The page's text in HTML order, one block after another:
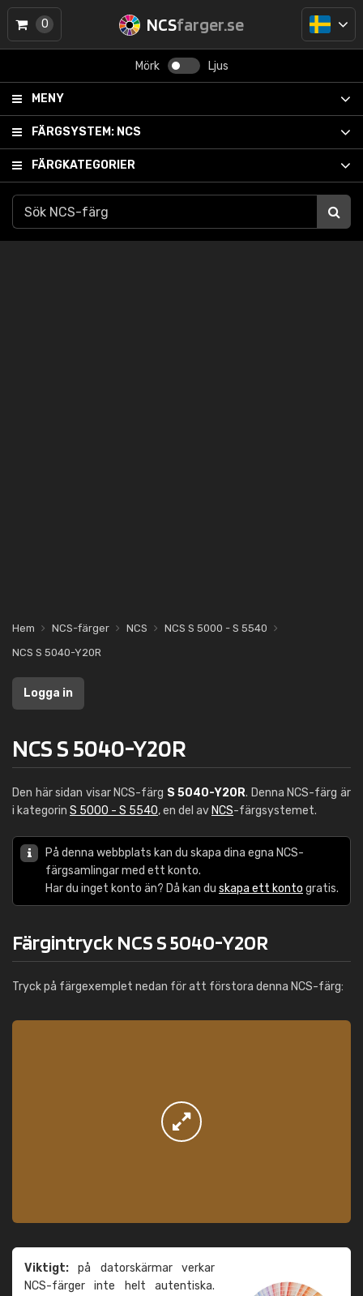
NCSfarger.se
Mörk Ljus
MENY
FÄRGSYSTEM: NCS
FÄRGKATEGORIER
0
Hem NCS-färger NCS
NCS S 5000 - S 5540
NCS S 5040-Y20R
Logga in
NCS S 5040-Y20R
Den här sidan visar NCS-färg S 5040-Y20R. Denna NCS-färg är
i kategorin S 5000 - S 5540, en del av NCS-färgsystemet.
På denna webbplats kan du skapa dina egna NCS-
färgsamlingar med ett konto.
Har du inget konto än? Då kan du skapa ett konto gratis.
Färgintryck NCS S 5040-Y20R
Tryck på färgexemplet nedan för att förstora denna NCS-färg:
Viktigt: på datorskärmar verkar
NCS-färger inte helt autentiska.